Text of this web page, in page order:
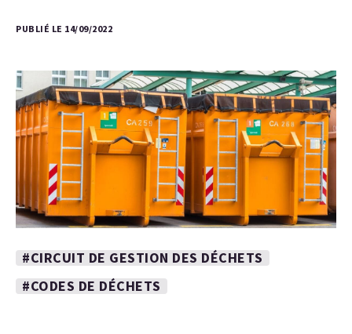
PUBLIÉ LE 14/09/2022
#CIRCUIT DE GESTION DES DÉCHETS
#CODES DE DÉCHETS